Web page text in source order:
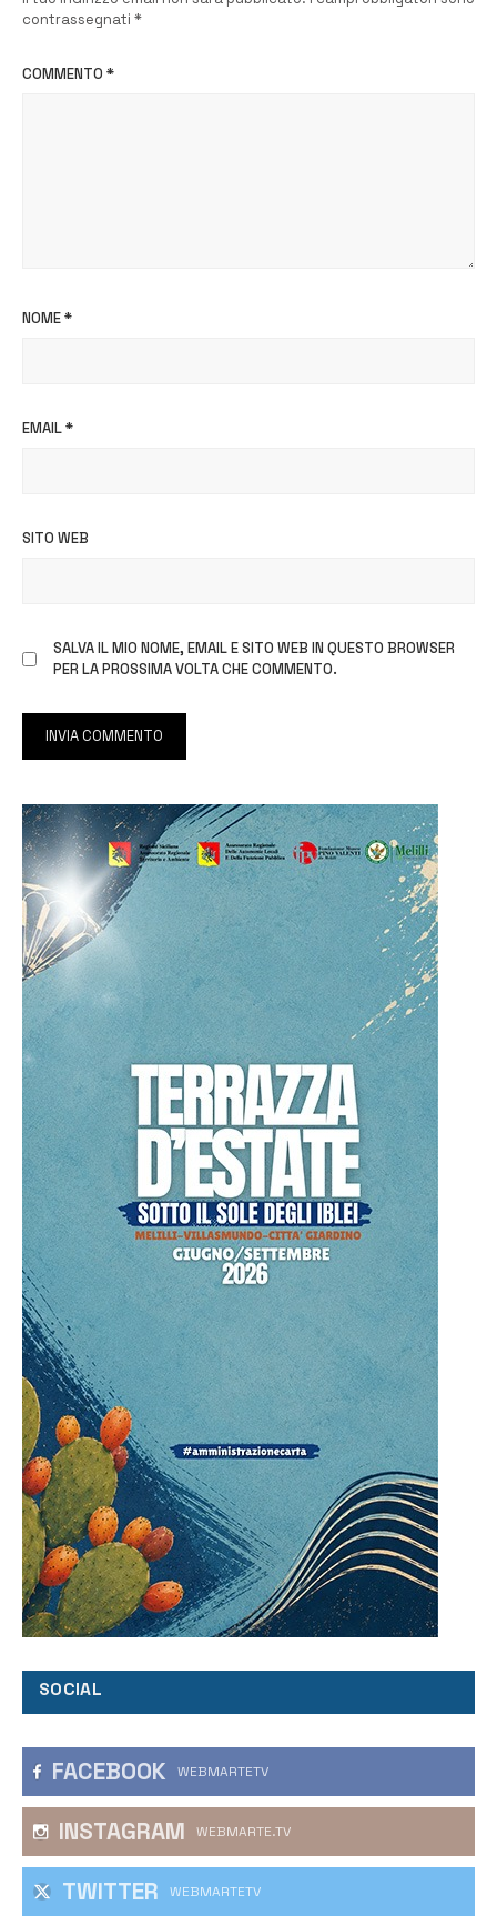
contrassegnati *
COMMENTO *
NOME*
EMAIL*
SITO WEB
SALVA IL MIO NOME, EMAIL E SITO WEB IN QUESTO BROWSER
PER LA PROSSIMA VOLTA CHE COMMENTO.
SOCIAL
FACEBOOK WEBMARTETV
INSTAGRAM WEBMARTE.TV
TWITTER WEBMARTETV